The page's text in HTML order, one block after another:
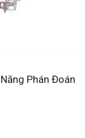
Phán Đoán